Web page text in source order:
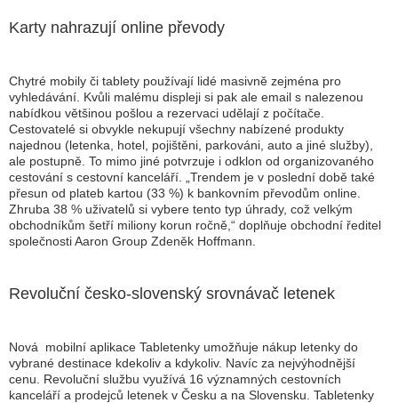
Karty nahrazují online převody
Chytré mobily či tablety používají lidé masivně zejména pro
vyhledávání. Kvůli malému displeji si pak ale email s nalezenou
nabídkou většinou pošlou a rezervaci udělají z počítače.
Cestovatelé si obvykle nekupují všechny nabízené produkty
najednou (letenka, hotel, pojištěni, parkováni, auto a jiné služby),
ale postupně. To mimo jiné potvrzuje i odklon od organizovaného
cestování s cestovní kanceláří. „ Trendem je v poslední době také
přesun od plateb kartou (33 %) k bankovním převodům online.
Zhruba 38 % uživatelů si vybere tento typ úhrady, což velkým
obchodníkům šetří miliony korun ročně, “ doplňuje obchodní ředitel
společnosti Aaron Group Zdeněk Hoffmann.
Revoluční česko-slovenský srovnávač letenek
Nová mobilní aplikace Tabletenky umožňuje nákup letenky do
vybrané destinace kdekoliv a kdykoliv. Navíc za nejvýhodnější
cenu. Revoluční službu využívá 16 významných cestovních
kanceláří a prodejců letenek v Česku a na Slovensku. Tabletenky